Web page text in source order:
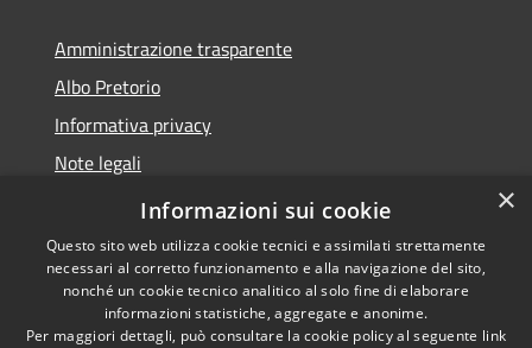
Amministrazione trasparente
Albo Pretorio
Informativa privacy
Note legali
Dichiarazione di accessibilità
Copyright © 2026 • Comune di
×
Informazioni sui cookie
Questo sito web utilizza cookie tecnici e assimilati strettamente
necessari al corretto funzionamento e alla navigazione del sito,
nonché un cookie tecnico analitico al solo fine di elaborare
informazioni statistiche, aggregate e anonime.
Per maggiori dettagli, può consultare la cookie policy al seguente link